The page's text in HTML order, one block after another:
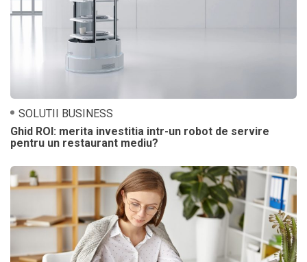
SOLUTII BUSINESS
Ghid ROI: merita investitia intr-un robot de servire
pentru un restaurant mediu?